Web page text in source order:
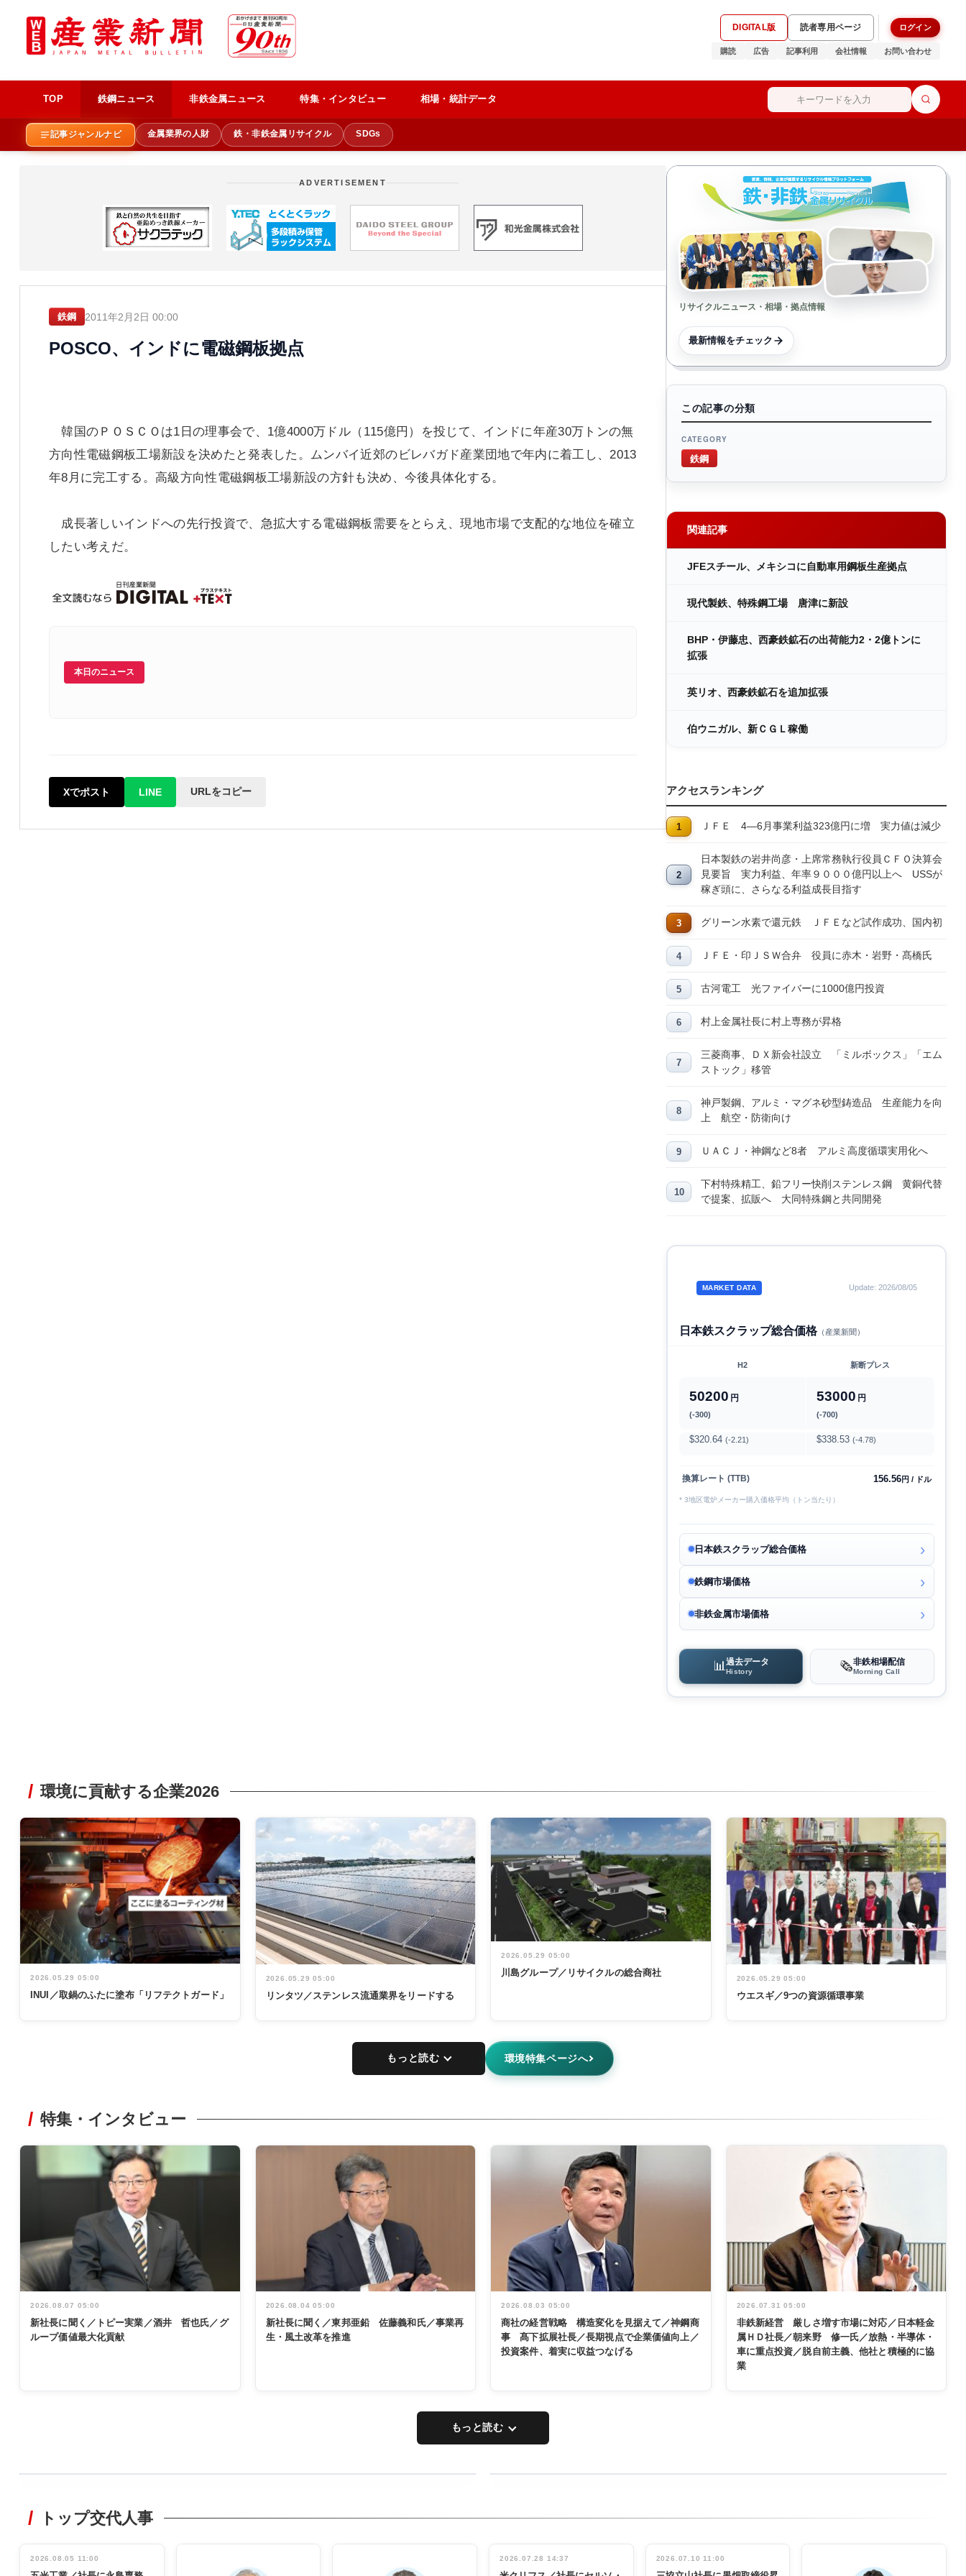
DIGITAL版 読者専用ページ ログイン
購読 広告 記事利用 会社情報 お問い合わせ
TOP 鉄鋼ニュース 非鉄金属ニュース 特集・インタビュー 相場・統計データ
記事ジャンルナビ 金属業界の人財 鉄・非鉄金属リサイクル SDGs
ADVERTISEMENT
鉄鋼 2011年2月2日 00:00
POSCO、インドに電磁鋼板拠点
韓国のＰＯＳＣＯは1日の理事会で、1億4000万ドル（115億円）を投じて、インドに年産30万トンの無
方向性電磁鋼板工場新設を決めたと発表した。ムンバイ近郊のビレバガド産業団地で年内に着工し、2013
年8月に完工する。高級方向性電磁鋼板工場新設の方針も決め、今後具体化する。
成長著しいインドへの先行投資で、急拡大する電磁鋼板需要をとらえ、現地市場で支配的な地位を確立
したい考えだ。
本日のニュース
Xでポスト LINE URLをコピー
リサイクルニュース・相場・拠点情報
最新情報をチェック
この記事の分類
CATEGORY
鉄鋼
関連記事
JFEスチール、メキシコに自動車用鋼板生産拠点
現代製鉄、特殊鋼工場 唐津に新設
BHP・伊藤忠、西豪鉄鉱石の出荷能力2・2億トンに
拡張
英リオ、西豪鉄鉱石を追加拡張
伯ウニガル、新ＣＧＬ稼働
アクセスランキング
ＪＦＥ 4―6月事業利益323億円に増 実力値は減少
日本製鉄の岩井尚彦・上席常務執行役員ＣＦＯ決算会
見要旨 実力利益、年率９０００億円以上へ USSが
稼ぎ頭に、さらなる利益成長目指す
グリーン水素で還元鉄 ＪＦＥなど試作成功、国内初
ＪＦＥ・印ＪＳＷ合弁 役員に赤木・岩野・髙橋氏
古河電工 光ファイバーに1000億円投資
村上金属社長に村上専務が昇格
三菱商事、ＤＸ新会社設立 「ミルボックス」「エム
ストック」移管
神戸製鋼、アルミ・マグネ砂型鋳造品 生産能力を向
上 航空・防衛向け
ＵＡＣＪ・神鋼など8者 アルミ高度循環実用化へ
下村特殊精工、鉛フリー快削ステンレス鋼 黄銅代替
で提案、拡販へ 大同特殊鋼と共同開発
MARKET DATA Update: 2026/08/05
日本鉄スクラップ総合価格（産業新聞）
H2 新断プレス
50200 円
(-300)
53000 円
(-700)
$320.64 (-2.21) $338.53 (-4.78)
換算レート (TTB) 156.56円 / ドル
* 3地区電炉メーカー購入価格平均（トン当たり）
日本鉄スクラップ総合価格
鉄鋼市場価格
非鉄金属市場価格
📊 過去データ
History 🗞️非鉄相場配信
Morning Call
環境に貢献する企業2026
2026.05.29 05:00
INUI／取鍋のふたに塗布「リフテクトガード」
2026.05.29 05:00
リンタツ／ステンレス流通業界をリードする
2026.05.29 05:00
川島グループ／リサイクルの総合商社
2026.05.29 05:00
ウエスギ／9つの資源循環事業
もっと読む 環境特集ページへ
特集・インタビュー
2026.08.07 05:00
新社長に聞く／トピー実業／酒井 哲也氏／グ
ループ価値最大化貢献
2026.08.04 05:00
新社長に聞く／東邦亜鉛 佐藤義和氏／事業再
生・風土改革を推進
2026.08.03 05:00
商社の経営戦略 構造変化を見据えて／神鋼商
事 髙下拡展社長／長期視点で企業価値向上／
投資案件、着実に収益つなげる
2026.07.31 05:00
非鉄新経営 厳しさ増す市場に対応／日本軽金
属ＨＤ社長／朝来野 修一氏／放熱・半導体・
車に重点投資／脱自前主義、他社と積極的に協
業
もっと読む
非鉄業界で
管理職編
インタビュ
INTERVIEW
念祝う 業界
関係者ら220
トップ交代人事
2026.08.05 11:00 2026.07.28 14:37 2026.07.10 11:00